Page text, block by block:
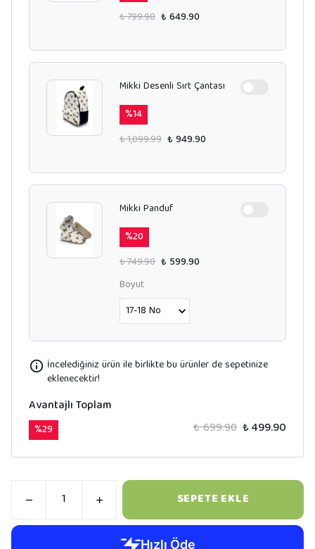
₺ 799.90 ₺ 649.90
Mikki Desenli Sırt Çantası
%14
₺ 1,099.99 ₺ 949.90
Mikki Panduf
%20
₺ 749.90 ₺ 599.90
Boyut
İncelediğiniz ürün ile birlikte bu ürünler de sepetinize
eklenecektir!
Avantajlı Toplam
%29 ₺ 699.90 ₺ 499.90
SEPETE EKLE